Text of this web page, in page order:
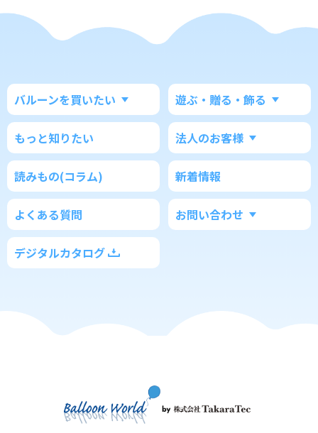
バルーンを買いたい 遊ぶ・贈る・飾る
もっと知りたい 法人のお客様
読みもの(コラム) 新着情報
よくある質問 お問い合わせ
デジタルカタログ